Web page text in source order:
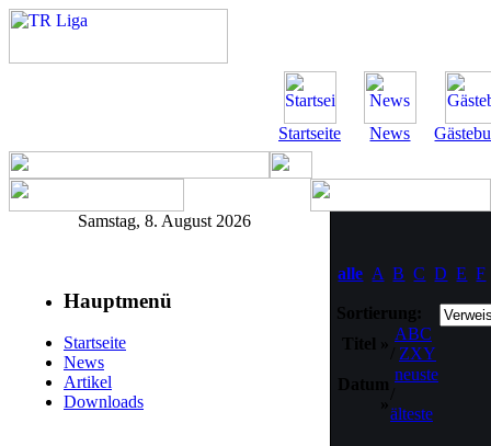
Startseite News
Samstag, 8. August 2026
Hauptmenü
Startseite
News
Artikel
Downloads
alle A B C D E F
Sortierung:
Titel »
ABC
ZXY
Datum
»
neuste
älteste